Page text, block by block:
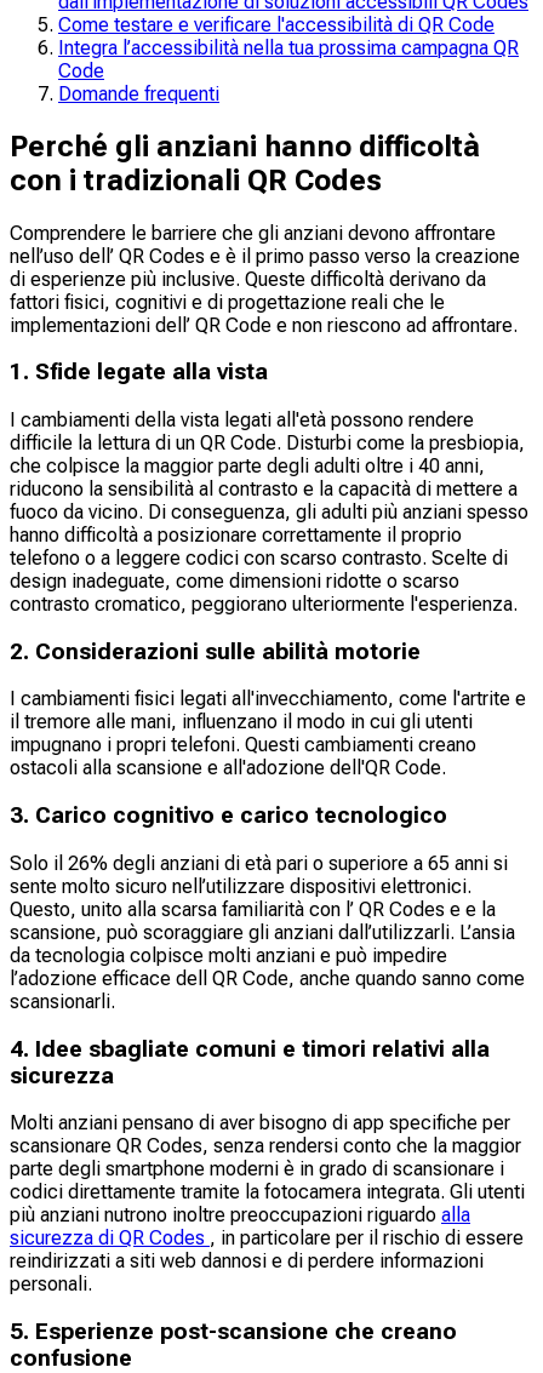
Come testare e verificare l'accessibilità di QR Code
Integra l’accessibilità nella tua prossima campagna QR
Code
Domande frequenti
Perché gli anziani hanno difficoltà
con i tradizionali QR Codes
Comprendere le barriere che gli anziani devono affrontare
nell’uso dell’ QR Codes e è il primo passo verso la creazione
di esperienze più inclusive. Queste difficoltà derivano da
fattori fisici, cognitivi e di progettazione reali che le
implementazioni dell’ QR Code e non riescono ad affrontare.
1. Sfide legate alla vista
I cambiamenti della vista legati all'età possono rendere
difficile la lettura di un QR Code. Disturbi come la presbiopia,
che colpisce la maggior parte degli adulti oltre i 40 anni,
riducono la sensibilità al contrasto e la capacità di mettere a
fuoco da vicino. Di conseguenza, gli adulti più anziani spesso
hanno difficoltà a posizionare correttamente il proprio
telefono o a leggere codici con scarso contrasto. Scelte di
design inadeguate, come dimensioni ridotte o scarso
contrasto cromatico, peggiorano ulteriormente l'esperienza.
2. Considerazioni sulle abilità motorie
I cambiamenti fisici legati all'invecchiamento, come l'artrite e
il tremore alle mani, influenzano il modo in cui gli utenti
impugnano i propri telefoni. Questi cambiamenti creano
ostacoli alla scansione e all'adozione dell'QR Code.
3. Carico cognitivo e carico tecnologico
Solo il 26% degli anziani di età pari o superiore a 65 anni si
sente molto sicuro nell’utilizzare dispositivi elettronici.
Questo, unito alla scarsa familiarità con l’ QR Codes e e la
scansione, può scoraggiare gli anziani dall’utilizzarli. L’ansia
da tecnologia colpisce molti anziani e può impedire
l’adozione efficace dell QR Code, anche quando sanno come
scansionarli.
4. Idee sbagliate comuni e timori relativi alla
sicurezza
Molti anziani pensano di aver bisogno di app specifiche per
scansionare QR Codes, senza rendersi conto che la maggior
parte degli smartphone moderni è in grado di scansionare i
codici direttamente tramite la fotocamera integrata. Gli utenti
più anziani nutrono inoltre preoccupazioni riguardo alla
sicurezza di QR Codes , in particolare per il rischio di essere
reindirizzati a siti web dannosi e di perdere informazioni
personali.
5. Esperienze post-scansione che creano
confusione